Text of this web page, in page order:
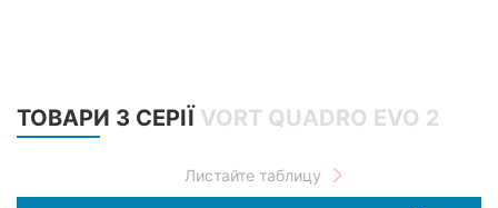
ТОВАРИ З СЕРІЇ VORT QUADRO EVO 2